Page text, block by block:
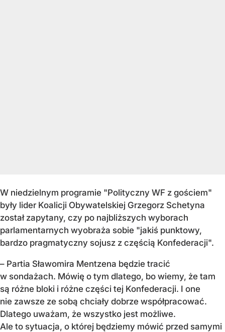
W niedzielnym programie "Polityczny WF z gościem"
były lider Koalicji Obywatelskiej Grzegorz Schetyna
został zapytany, czy po najbliższych wyborach
parlamentarnych wyobraża sobie "jakiś punktowy,
bardzo pragmatyczny sojusz z częścią Konfederacji".
– Partia Sławomira Mentzena będzie tracić
w sondażach. Mówię o tym dlatego, bo wiemy, że tam
są różne bloki i różne części tej Konfederacji. I one
nie zawsze ze sobą chciały dobrze współpracować.
Dlatego uważam, że wszystko jest możliwe.
Ale to sytuacja, o której będziemy mówić przed samymi